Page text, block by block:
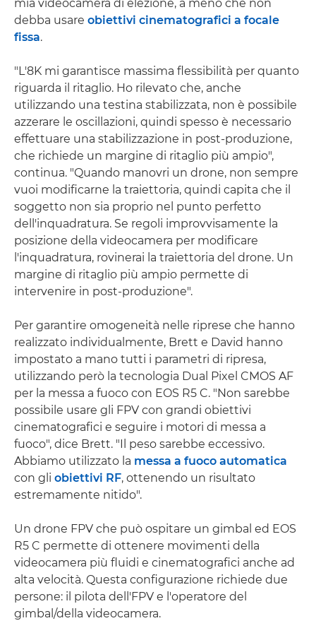
mia videocamera di elezione, a meno che non
debba usare obiettivi cinematografici a focale
fissa.
"L'8K mi garantisce massima flessibilità per quanto
riguarda il ritaglio. Ho rilevato che, anche
utilizzando una testina stabilizzata, non è possibile
azzerare le oscillazioni, quindi spesso è necessario
effettuare una stabilizzazione in post-produzione,
che richiede un margine di ritaglio più ampio",
continua. "Quando manovri un drone, non sempre
vuoi modificarne la traiettoria, quindi capita che il
soggetto non sia proprio nel punto perfetto
dell'inquadratura. Se regoli improvvisamente la
posizione della videocamera per modificare
l'inquadratura, rovinerai la traiettoria del drone. Un
margine di ritaglio più ampio permette di
intervenire in post-produzione".
Per garantire omogeneità nelle riprese che hanno
realizzato individualmente, Brett e David hanno
impostato a mano tutti i parametri di ripresa,
utilizzando però la tecnologia Dual Pixel CMOS AF
per la messa a fuoco con EOS R5 C. "Non sarebbe
possibile usare gli FPV con grandi obiettivi
cinematografici e seguire i motori di messa a
fuoco", dice Brett. "Il peso sarebbe eccessivo.
Abbiamo utilizzato la messa a fuoco automatica
con gli obiettivi RF, ottenendo un risultato
estremamente nitido".
Un drone FPV che può ospitare un gimbal ed EOS
R5 C permette di ottenere movimenti della
videocamera più fluidi e cinematografici anche ad
alta velocità. Questa configurazione richiede due
persone: il pilota dell'FPV e l'operatore del
gimbal/della videocamera.